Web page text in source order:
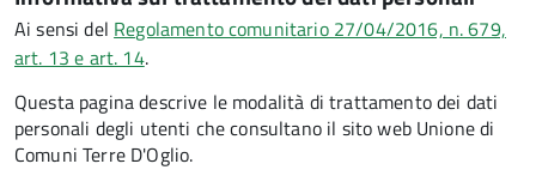
Ai sensi del Regolamento comunitario 27/04/2016, n. 679,
art. 13 e art. 14.
Questa pagina descrive le modalità di trattamento dei dati
personali degli utenti che consultano il sito web Unione di
Comuni Terre D'Oglio.